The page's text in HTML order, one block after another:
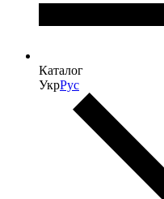
Каталог
УкрРус